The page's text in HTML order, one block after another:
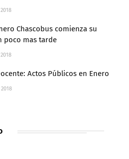
Chascobus comienza su
poco mas tarde
Actos Públicos en Enero